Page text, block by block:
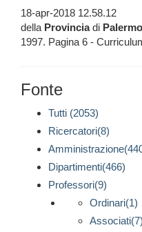
18-apr-2018 12.58.12
della Provinciadi Palermo
1997. Pagina 6 -
Fonte
Tutti (2053)
Ricercatori(8)
Dipartimenti(466)
Professori(9)
Ordinari(1)
Associati(7)